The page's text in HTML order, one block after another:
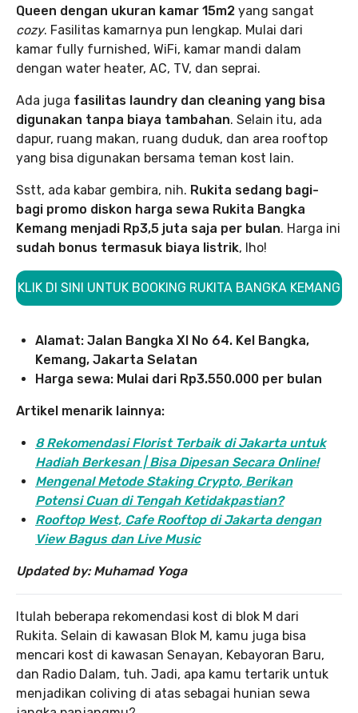
Queen dengan ukuran kamar 15m2 yang sangat
cozy. Fasilitas kamarnya pun lengkap. Mulai dari
kamar fully furnished, WiFi, kamar mandi dalam
dengan water heater, AC, TV, dan seprai.
Ada juga fasilitas laundry dan cleaning yang bisa
digunakan tanpa biaya tambahan. Selain itu, ada
dapur, ruang makan, ruang duduk, dan area rooftop
yang bisa digunakan bersama teman kost lain.
Sstt, ada kabar gembira, nih. Rukita sedang bagi-
bagi promo diskon harga sewa Rukita Bangka
Kemang menjadi Rp3,5 juta saja per bulan. Harga ini
sudah bonus termasuk biaya listrik, lho!
KLIK DI SINI UNTUK BOOKING RUKITA BANGKA KEMANG
Alamat: Jalan Bangka XI No 64. Kel Bangka,
Kemang, Jakarta Selatan
Harga sewa: Mulai dari Rp3.550.000 per bulan
Artikel menarik lainnya:
8 Rekomendasi Florist Terbaik di Jakarta untuk
Hadiah Berkesan | Bisa Dipesan Secara Online!
Mengenal Metode Staking Crypto, Berikan
Potensi Cuan di Tengah Ketidakpastian?
Rooftop West, Cafe Rooftop di Jakarta dengan
View Bagus dan Live Music
Updated by: Muhamad Yoga
Itulah beberapa rekomendasi kost di blok M dari
Rukita. Selain di kawasan Blok M, kamu juga bisa
mencari kost di kawasan Senayan, Kebayoran Baru,
dan Radio Dalam, tuh. Jadi, apa kamu tertarik untuk
menjadikan coliving di atas sebagai hunian sewa